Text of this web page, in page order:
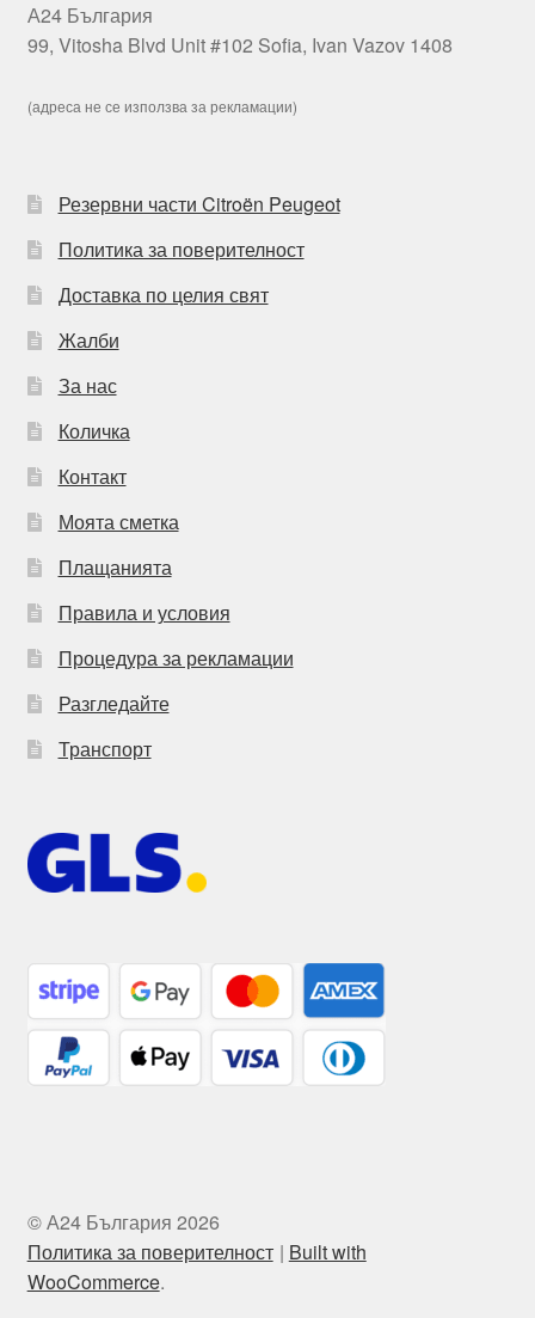
А24 България
99, Vitosha Blvd Unit #102 Sofia, Ivan Vazov 1408
(адреса не се използва за рекламации)
Резервни части Citroën Peugeot
Политика за поверителност
Доставка по целия свят
Жалби
За нас
Количка
Контакт
Моята сметка
Плащанията
Правила и условия
Процедура за рекламации
Разгледайте
Транспорт
© А24 България 2026
Политика за поверителност
Built with
WooCommerce.